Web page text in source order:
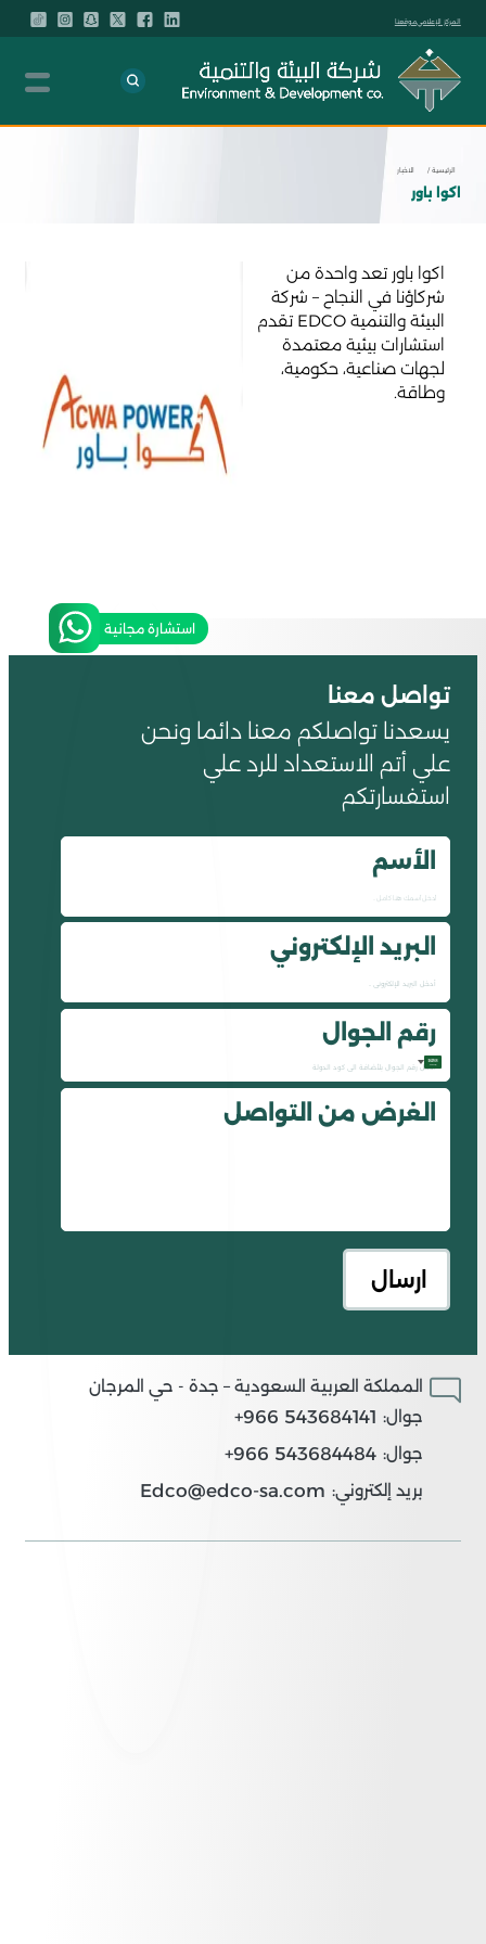
المركز الإعلاميموقعنا
اكوا باور
الرئيسية / الاخبار
اكوا باور تعد واحدة من
شركاؤنا في النجاح – شركة
البيئة والتنمية EDCO تقدم
استشارات بيئية معتمدة
لجهات صناعية، حكومية،
وطاقة.
تواصل معنا
يسعدنا تواصلكم معنا دائما ونحن
علي أتم الاستعداد للرد علي
استفسارتكم
الأسم
البريد الإلكتروني
رقم الجوال
Saudi
Arabia
الغرض من التواصل
المملكة العربية السعودية – جدة - حي المرجان
جوال: 543684141 966+
جوال: 543684484 966+
بريد إلكتروني: Edco@edco-sa.com
استشارة مجانية